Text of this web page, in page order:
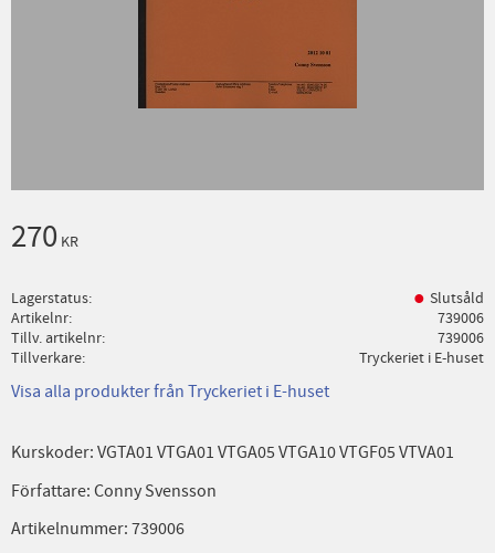
270 KR
Lagerstatus
Slutsåld
Artikelnr
739006
Tillv. artikelnr
739006
Tillverkare
Tryckeriet i E-huset
Visa alla produkter från Tryckeriet i E-huset
Kurskoder: VGTA01 VTGA01 VTGA05 VTGA10 VTGF05 VTVA01
Författare: Conny Svensson
Artikelnummer: 739006